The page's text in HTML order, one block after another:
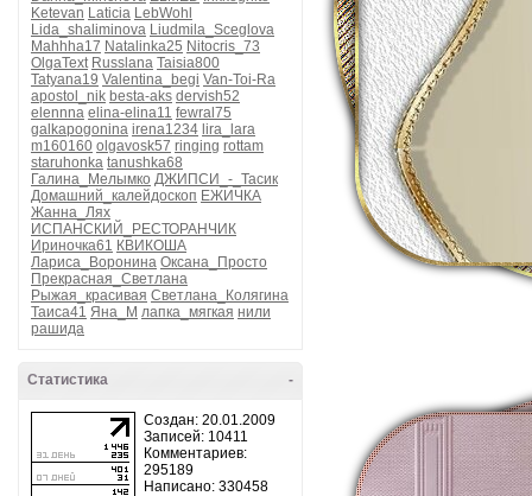
Ketevan Laticia LebWohl
Lida_shaliminova Liudmila_Sceglova
Mahhha17 Natalinka25 Nitocris_73
OlgaText Russlana Taisia800
Tatyana19 Valentina_begi Van-Toi-Ra
apostol_nik besta-aks dervish52
elennna elina-elina11 fewral75
galkapogonina irena1234 lira_lara
m160160 olgavosk57 ringing rottam
staruhonka tanushka68
Галина_Мелымко ДЖИПСИ_-_Тасик
Домашний_калейдоскоп ЕЖИЧКА
Жанна_Лях
ИСПАНСКИЙ_РЕСТОРАНЧИК
Ириночка61 КВИКОША
Лариса_Воронина Оксана_Просто
Прекрасная_Светлана
Рыжая_красивая Светлана_Колягина
Таиса41 Яна_М лапка_мягкая нили
рашида
-
Статистика
Создан: 20.01.2009
Записей: 10411
Комментариев:
295189
Написано: 330458